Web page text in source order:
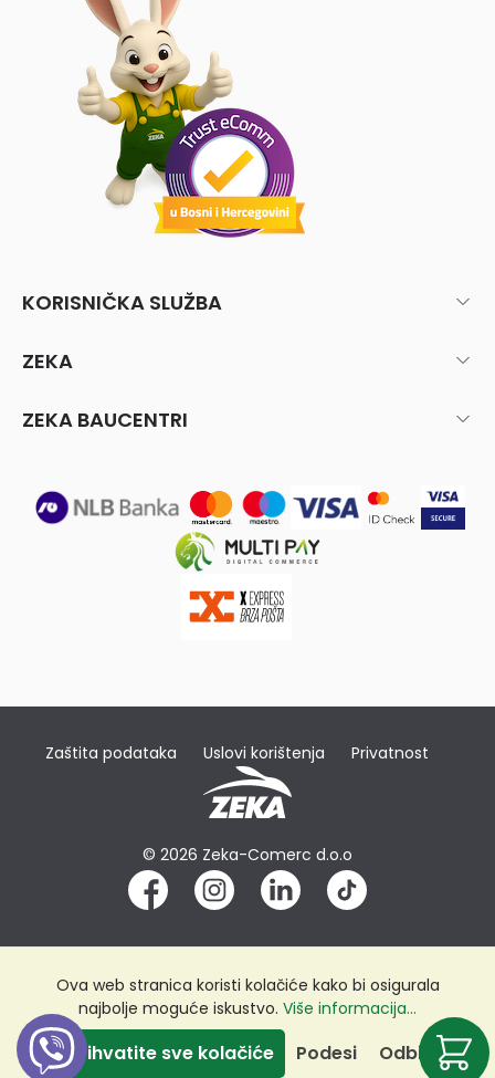
KORISNIČKA SLUŽBA
ZEKA
ZEKA BAUCENTRI
Zaštita podataka Uslovi korištenja Privatnost
© 2026 Zeka-Comerc d.o.o
Ova web stranica koristi kolačiće kako bi osigurala
najbolje moguće iskustvo. Više informacija...
Odbij
Podesi
Prihvatite sve kolačiće